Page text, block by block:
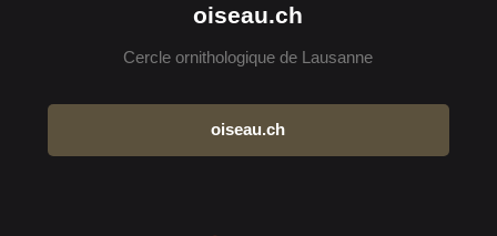
oiseau.ch
Cercle ornithologique de Lausanne
oiseau.ch